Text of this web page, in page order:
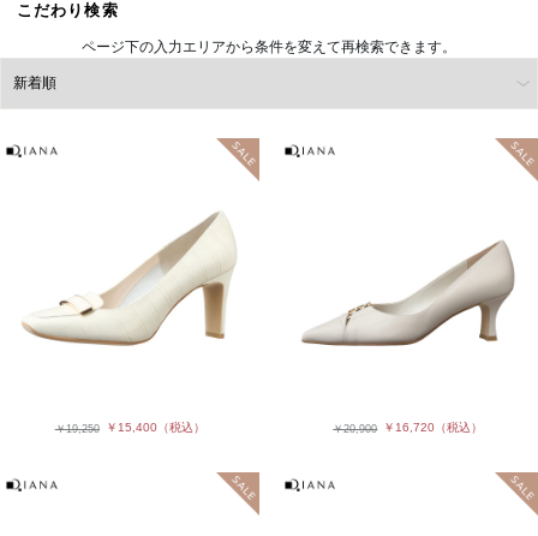
こだわり検索
ページ下の入力エリアから条件を変えて再検索できます。
￥19,250 ￥15,400（税込） ￥20,900 ￥16,720 （税込）